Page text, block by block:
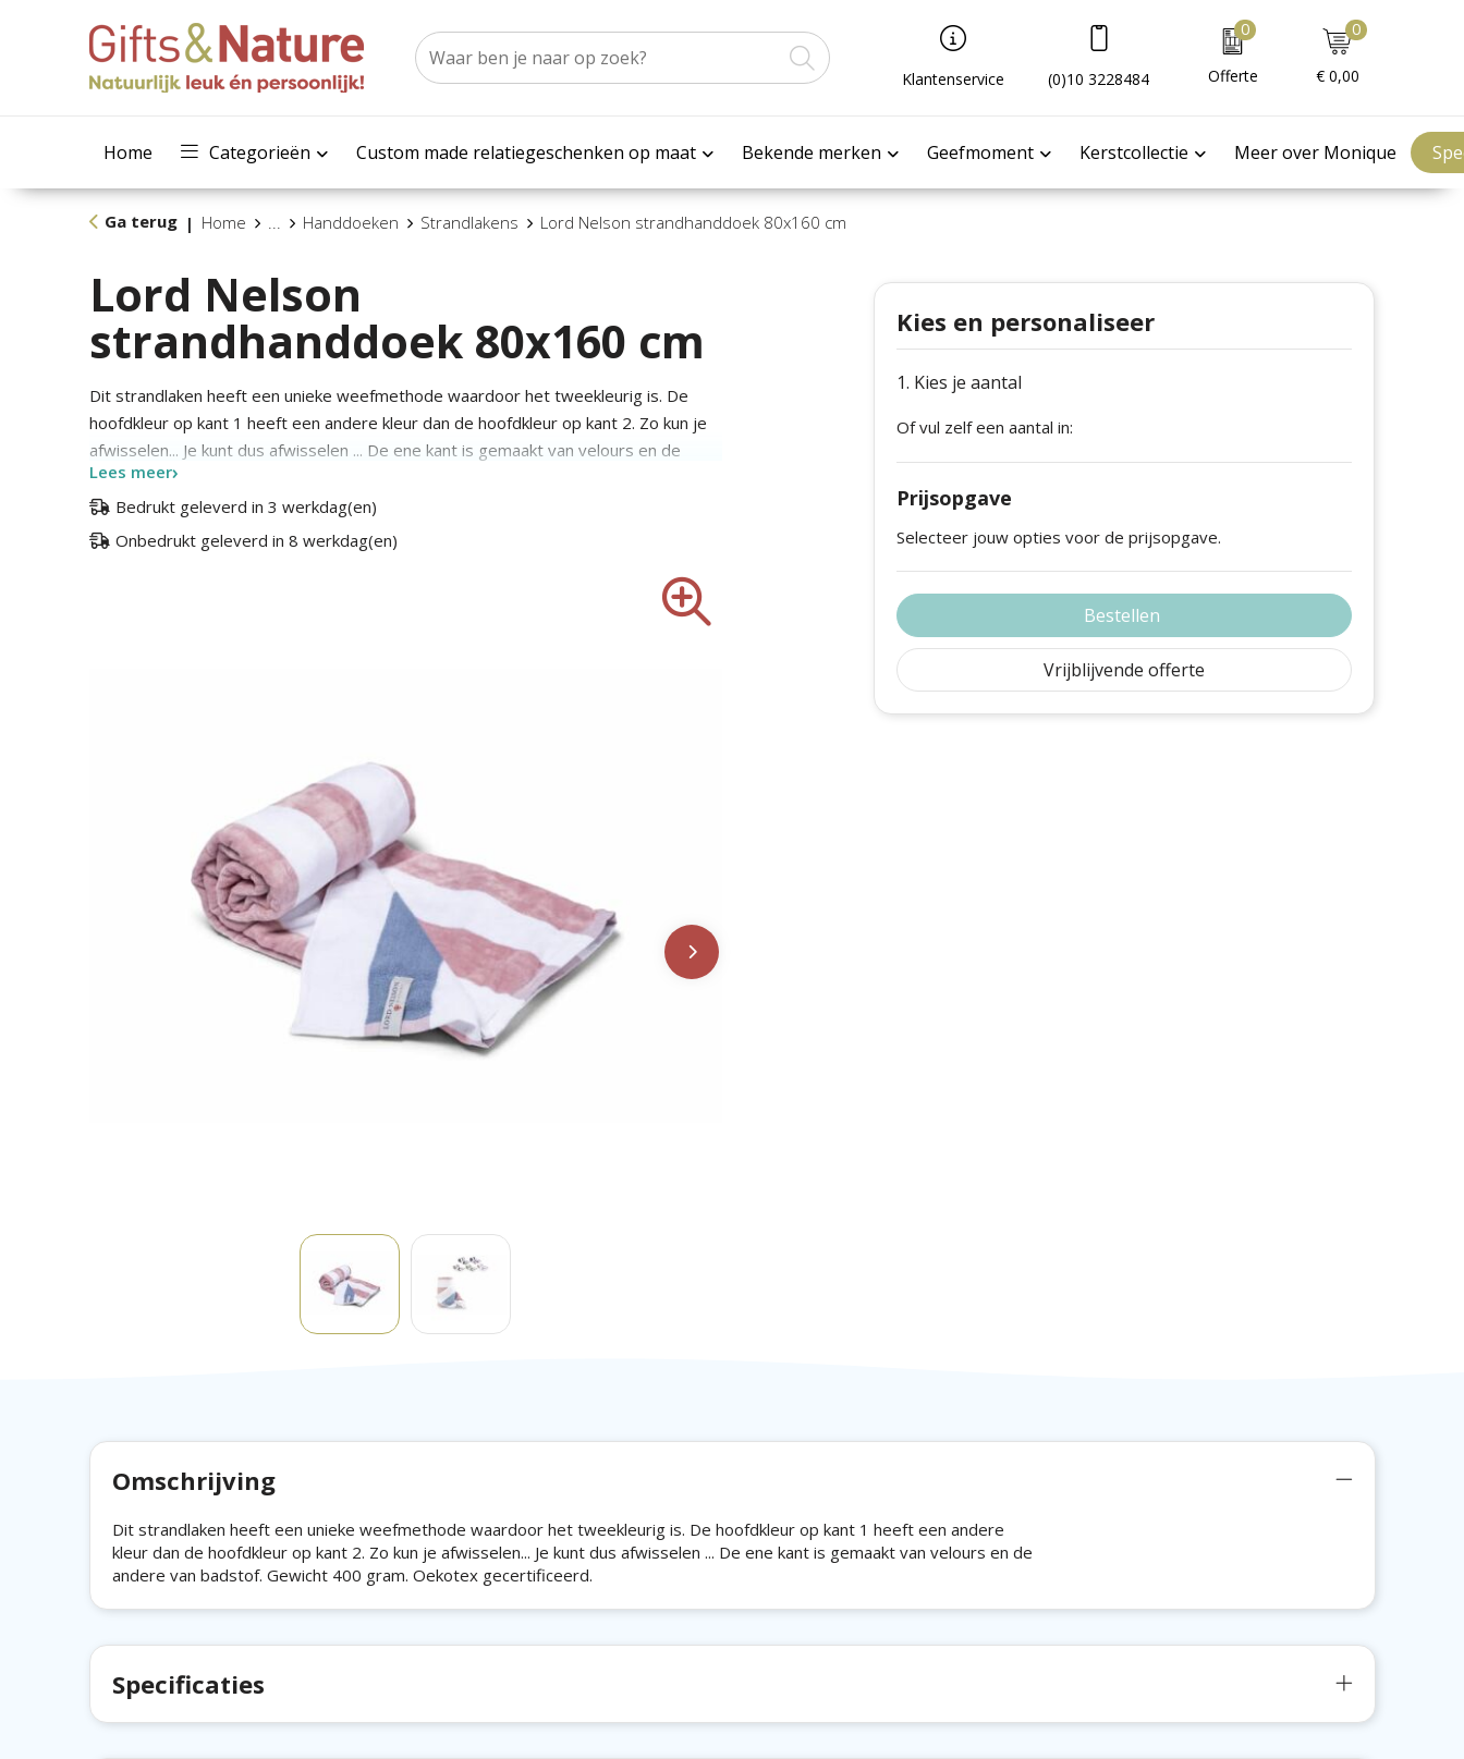
Klantenservice (0)10 3228484
0
Offerte
0
€ 0,00
Home Categorieën Custom made relatiegeschenken op maat Bekende merken Geefmoment Kerstcollectie Meer over Monique
Ga terug | Home ... Handdoeken Strandlakens Lord Nelson strandhanddoek 80x160 cm
Lord Nelson
strandhanddoek 80x160 cm
Dit strandlaken heeft een unieke weefmethode waardoor het tweekleurig is. De
hoofdkleur op kant 1 heeft een andere kleur dan de hoofdkleur op kant 2. Zo kun je
afwisselen... Je kunt dus afwisselen ... De ene kant is gemaakt van velours en de
andere van badstof. Gewicht 400 gram. Oekotex gecertificeerd.
Lees meer
Bedrukt geleverd in 3 werkdag(en)
Onbedrukt geleverd in 8 werkdag(en)
Kies en personaliseer
1. Kies je aantal
Of vul zelf een aantal in:
Prijsopgave
Selecteer jouw opties voor de prijsopgave.
Bestellen
Vrijblijvende offerte
Omschrijving
Dit strandlaken heeft een unieke weefmethode waardoor het tweekleurig is. De hoofdkleur op kant 1 heeft een andere
kleur dan de hoofdkleur op kant 2. Zo kun je afwisselen... Je kunt dus afwisselen ... De ene kant is gemaakt van velours en de
andere van badstof. Gewicht 400 gram. Oekotex gecertificeerd.
Specificaties